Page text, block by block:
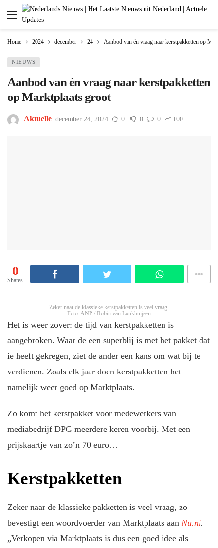
Home 2024 december 24 Aanbod van én vraag naar kerstpakketten op
NIEUWS
Aanbod van én vraag naar kerstpakketten
op Marktplaats groot
Aktuelle december 24, 2024 0 0 0 100
0
Shares
Zeker naar de klassieke kerstpakketten is veel vraag.
Foto: ANP / Robin van Lonkhuijsen
Het is weer zover: de tijd van kerstpakketten is
aangebroken. Waar de een superblij is met het pakket dat
ie heeft gekregen, ziet de ander een kans om wat bij te
verdienen. Zoals elk jaar doen kerstpakketten het
namelijk weer goed op Marktplaats.
Zo komt het kerstpakket voor medewerkers van
mediabedrijf DPG meerdere keren voorbij. Met een
prijskaartje van zo’n 70 euro…
Kerstpakketten
Zeker naar de klassieke pakketten is veel vraag, zo
bevestigt een woordvoerder van Marktplaats aan Nu.nl.
„Verkopen via Marktplaats is dus een goed idee als